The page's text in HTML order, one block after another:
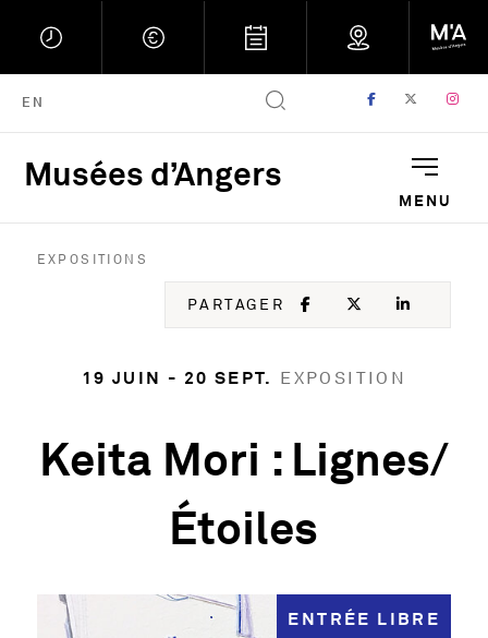
EN FACEBOOK
, OUVRETWITTER
,
Musées d’Angers Musées d'Angers :
MENU
EXPOSITIONS
PARTAGER FACEBOOK
, OUVRE UNE
TWITTER
, OUVRE
19 JUIN - 20 SEPT. EXPOSITION
Keita Mori : Lignes/
Étoiles
ENTRÉE LIBRE